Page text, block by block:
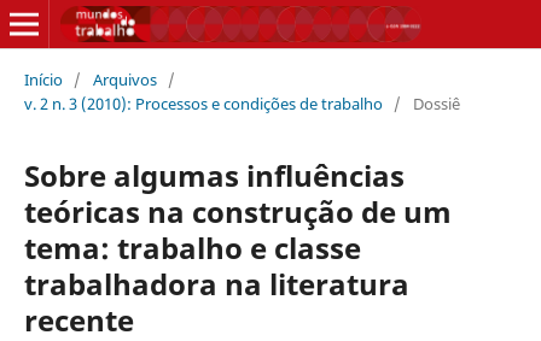
Início / Arquivos /
v. 2 n. 3 (2010): Processos e condições de trabalho / Dossiê
Sobre algumas influências
teóricas na construção de um
tema: trabalho e classe
trabalhadora na literatura
recente